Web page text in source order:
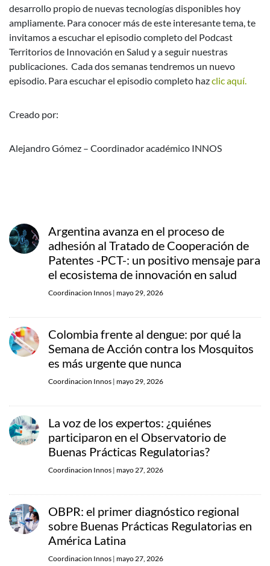
desarrollo propio de nuevas tecnologías disponibles hoy
ampliamente. Para conocer más de este interesante tema, te
invitamos a escuchar el episodio completo del Podcast
Territorios de Innovación en Salud y a seguir nuestras
publicaciones. Cada dos semanas tendremos un nuevo
episodio. Para escuchar el episodio completo hazclic aquí.
Creado por:
Alejandro Gómez – Coordinador académico INNOS
Argentina avanza en el proceso de
adhesión al Tratado de Cooperación de
Patentes -PCT-: un positivo mensaje para
el ecosistema de innovación en salud
Coordinacion Innos | mayo 29, 2026
Colombia frente al dengue: por qué la
Semana de Acción contra los Mosquitos
es más urgente que nunca
Coordinacion Innos | mayo 29, 2026
La voz de los expertos: ¿quiénes
participaron en el Observatorio de
Buenas Prácticas Regulatorias?
Coordinacion Innos | mayo 27, 2026
OBPR: el primer diagnóstico regional
sobre Buenas Prácticas Regulatorias en
América Latina
Coordinacion Innos | mayo 27, 2026